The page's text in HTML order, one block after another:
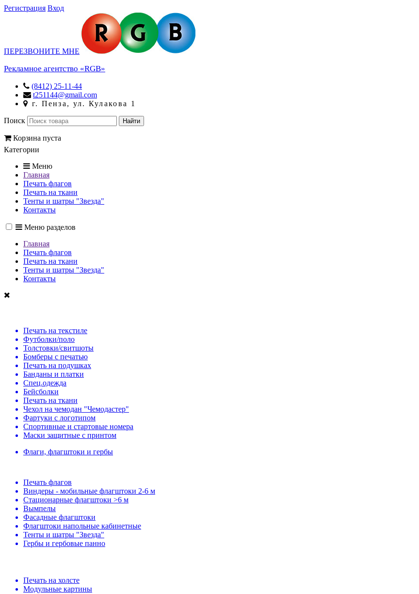
Регистрация Вход
ПЕРЕЗВОНИТЕ МНЕ
Рекламное агентство «RGB»
(8412) 25-11-44
t251144@gmail.com
г. Пенза, ул. Кулакова 1
Поиск
Корзина пуста
Категории
Меню
Главная
Печать флагов
Печать на ткани
Тенты и шатры "Звезда"
Контакты
Меню разделов
Главная
Печать флагов
Печать на ткани
Тенты и шатры "Звезда"
Контакты
Печать на текстиле
Футболки/поло
Толстовки/свитшоты
Бомберы с печатью
Печать на подушках
Банданы и платки
Спец.одежда
Бейсболки
Печать на ткани
Чехол на чемодан "Чемодастер"
Фартуки с логотипом
Спортивные и стартовые номера
Маски защитные с принтом
Флаги, флагштоки и гербы
Печать флагов
Виндеры - мобильные флагштоки 2-6 м
Стационарные флагштоки >6 м
Вымпелы
Фасадные флагштоки
Флагштоки напольные кабинетные
Тенты и шатры "Звезда"
Гербы и гербовые панно
Печать на холсте
Модульные картины